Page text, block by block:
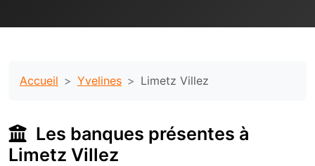
Accueil Yvelines Limetz Villez
Les banques présentes à
Limetz Villez